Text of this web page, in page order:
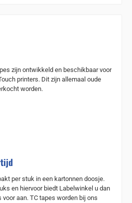
zijn ontwikkeld en beschikbaar voor
printers. Dit zijn allemaal oude
worden.
per stuk in een kartonnen doosje.
en hiervoor biedt Labelwinkel u dan
aan. TC tapes worden bij ons